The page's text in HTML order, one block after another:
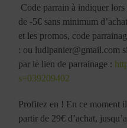
Code parrain à indiquer
de -5€ sans minimum
et les promos, code
: ou ludipanier@gmail.com
par le lien de parrainage :
s=039209402
Profitez en ! En ce moment
partir de 29€ d’achat,